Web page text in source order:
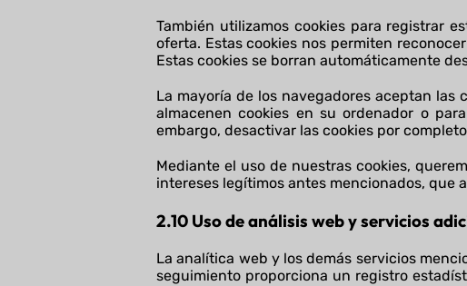
También utilizamos cookies para registrar
oferta. Estas cookies nos permiten
Estas cookies se borran automáticamente
La mayoría de los navegadores aceptan
almacenen cookies en su ordenador o
embargo, desactivar las cookies por
Mediante el uso de nuestras cookies,
intereses legítimos antes mencionados, que
2.10 Uso de análisis web y servicios
La analítica web y los demás servicios
seguimiento proporciona un registro